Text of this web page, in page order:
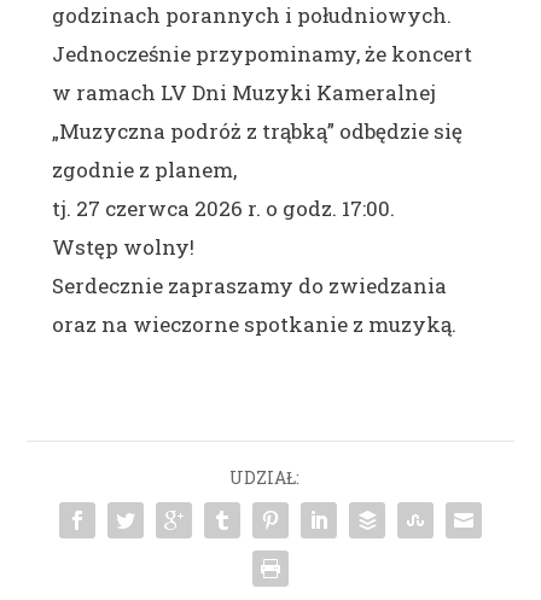
godzinach porannych i południowych.
Jednocześnie przypominamy, że koncert
w ramach LV Dni Muzyki Kameralnej
„Muzyczna podróż z trąbką” odbędzie się
zgodnie z planem,
tj. 27 czerwca 2026 r. o godz. 17:00.
Wstęp wolny!
Serdecznie zapraszamy do zwiedzania
oraz na wieczorne spotkanie z muzyką.
UDZIAŁ: